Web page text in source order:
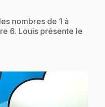
nombres de 1 à
6. Louis présente le